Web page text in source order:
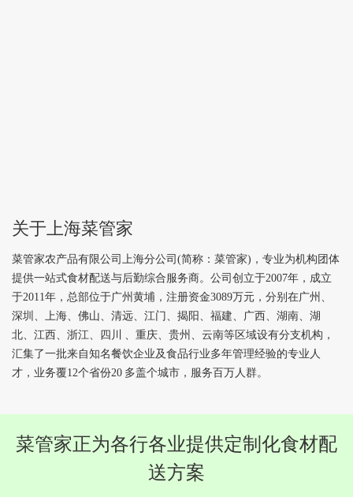
关于上海菜管家
菜管家农产品有限公司上海分公司(简称：菜管家)，专业为机构团体
提供一站式食材配送与后勤综合服务商。公司创立于2007年，成立
于2011年，总部位于广州黄埔，注册资金3089万元，分别在广州、
深圳、上海、佛山、清远、江门、揭阳、福建、广西、湖南、湖
北、江西、浙江、四川 、重庆、贵州、云南等区域设有分支机构，
汇集了一批来自知名餐饮企业及食品行业多年管理经验的专业人
才，业务覆12个省份20 多盖个城市，服务百万人群。
菜管家正为各行各业提供定制化食材配
送方案